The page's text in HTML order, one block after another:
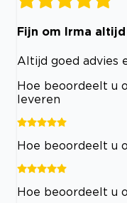
Fijn om Irma
Altijd goed advies
Hoe beoordeelt u
leveren
Hoe beoordeelt u
Hoe beoordeelt u